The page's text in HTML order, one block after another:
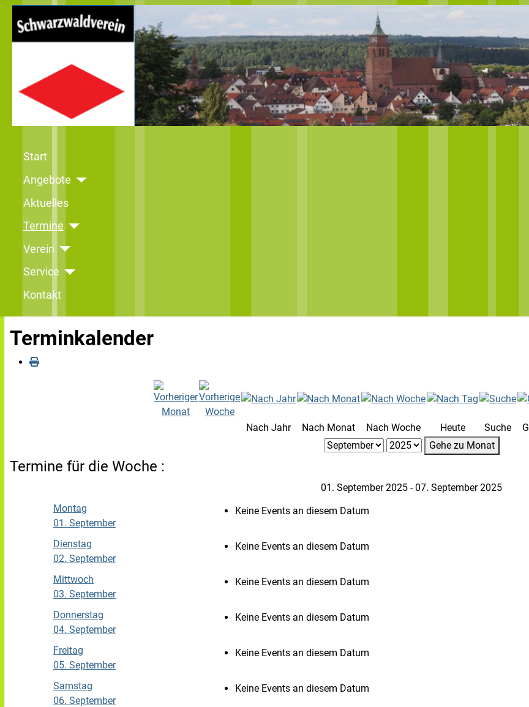
Start
Angebote
Aktuelles
Termine
Verein
Service
Kontakt
Terminkalender
Nach Jahr Nach Monat Nach Woche Heute Suche
Gehe zu Monat
Termine für die Woche :
01. September 2025 - 07. September 2025
Montag
01. September
Keine Events an diesem Datum
Dienstag
02. September
Keine Events an diesem Datum
Mittwoch
03. September
Keine Events an diesem Datum
Donnerstag
04. September
Keine Events an diesem Datum
Freitag
05. September
Keine Events an diesem Datum
Samstag
06. September
Keine Events an diesem Datum